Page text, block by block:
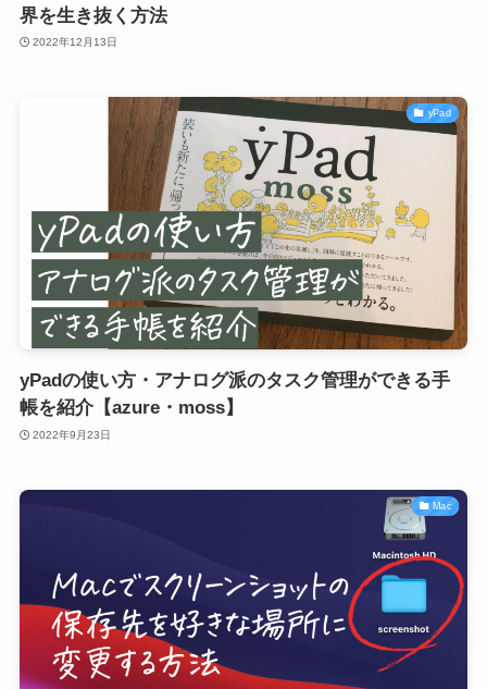
界を生き抜く方法
2022年12月13日
yPad
yPadの使い方・アナログ派のタスク管理ができる手
帳を紹介【azure・moss】
2022年9月23日
Mac